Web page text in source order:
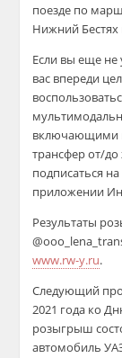
поезде по
Нижний Бестях
Если вы еще не
вас впереди
включающими
трансфер от/до
подписаться
приложении
Результаты
www.rw-y.ru.
Следующий
2021 года ко
розыгрыш
автомобиль